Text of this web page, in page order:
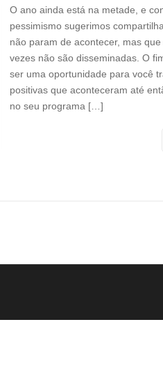
O ano ainda está na metade, e
pessimismo sugerimos
não param de acontecer, mas
vezes não são disseminadas. O
ser uma oportunidade para você
positivas que aconteceram até
no seu programa […]